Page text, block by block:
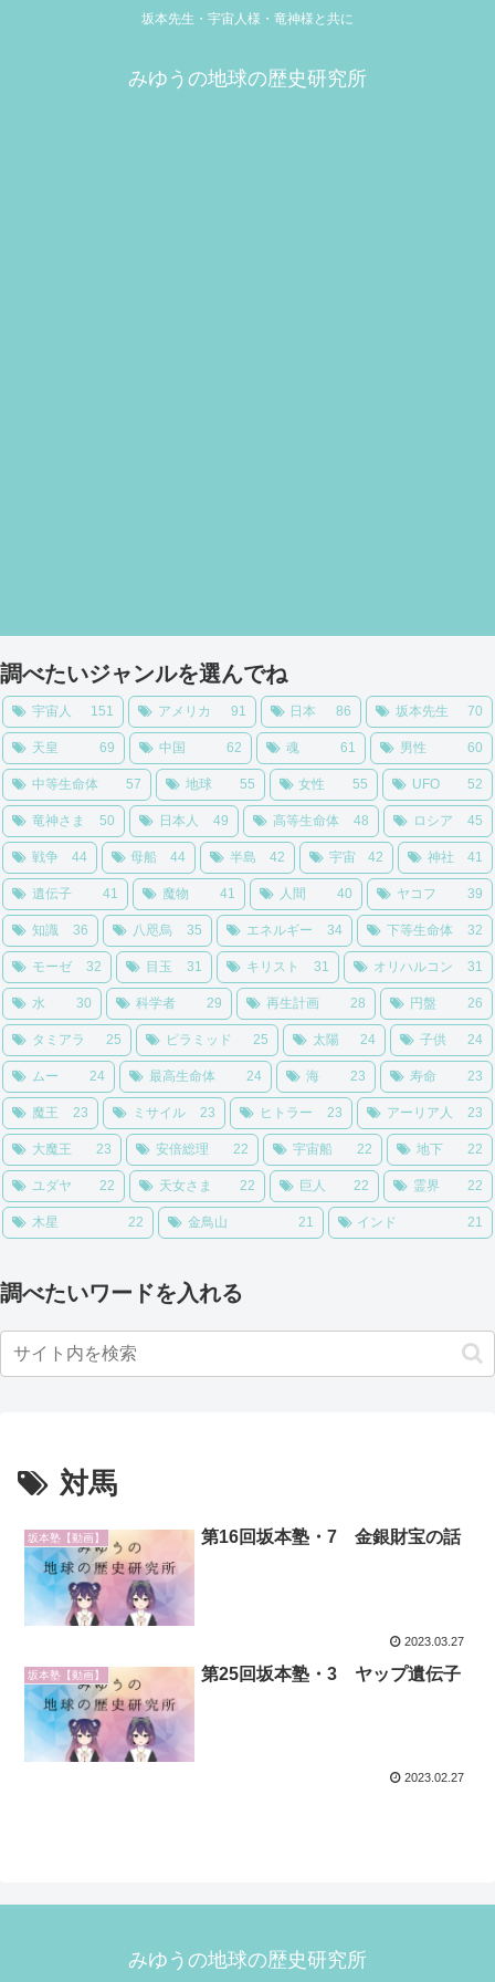
坂本先生・宇宙人様・竜神様と共に
みゆうの地球の歴史研究所
調べたいジャンルを選んでね
宇宙人 151 アメリカ 91 日本 86 坂本先生 70
天皇 69 中国 62 魂 61 男性 60
中等生命体 57 地球 55 女性 55 UFO 52
竜神さま 50 日本人 49 高等生命体 48 ロシア 45
戦争 44 母船 44 半島 42 宇宙 42 神社 41
遺伝子 41 魔物 41 人間 40 ヤコフ 39
知識 36 八咫烏 35 エネルギー 34 下等生命体 32
モーゼ 32 目玉 31 キリスト 31 オリハルコン 31
水 30 科学者 29 再生計画 28 円盤 26
タミアラ 25 ピラミッド 25 太陽 24 子供 24
ムー 24 最高生命体 24 海 23 寿命 23
魔王 23 ミサイル 23 ヒトラー 23 アーリア人 23
大魔王 23 安倍総理 22 宇宙船 22 地下 22
ユダヤ 22 天女さま 22 巨人 22 霊界 22
木星 22 金鳥山 21 インド 21
調べたいワードを入れる
対馬
坂本塾【動画】 第16回坂本塾・7 金銀財宝の話
2023.03.27
坂本塾【動画】 第25回坂本塾・3 ヤップ遺伝子
2023.02.27
みゆうの地球の歴史研究所